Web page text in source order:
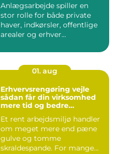
Anlægsarbejde spiller en
stor rolle for både private
haver, indkørsler, offentlige
arealer og erhver...
01. aug
Erhvervsrengøring vejle
sådan får din virksomhed
mere tid og bedre
Et rent arbejdsmiljø handler
om meget mere end pæne
gulve og tomme
skraldespande. For mange